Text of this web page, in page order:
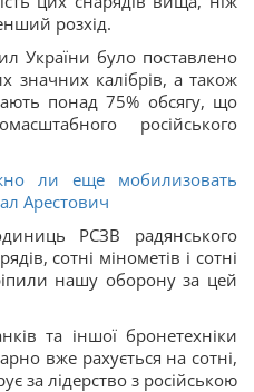
розхід.
України було поставлено
значних калібрів, а також
понад 75% обсягу, що
російського
ли еще мобилизовать
Арестович
РСЗВ радянського
сотні мінометів і сотні
нашу оборону за цей
та іншої бронетехніки
вже рахується на сотні,
за лідерство з російською